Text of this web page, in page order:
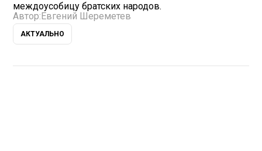
междоусобицу братских народов.
Автор: Евгений Шереметев
АКТУАЛЬНО